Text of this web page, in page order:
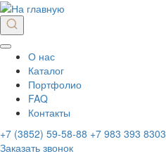
О нас
Каталог
Портфолио
FAQ
Контакты
+7 (3852) 59-58-88 +7 983 393 8303
Заказать звонок